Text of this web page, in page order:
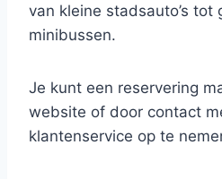
van kleine stadsauto’s tot
minibussen.
Je kunt een reservering
website of door contact
klantenservice op te